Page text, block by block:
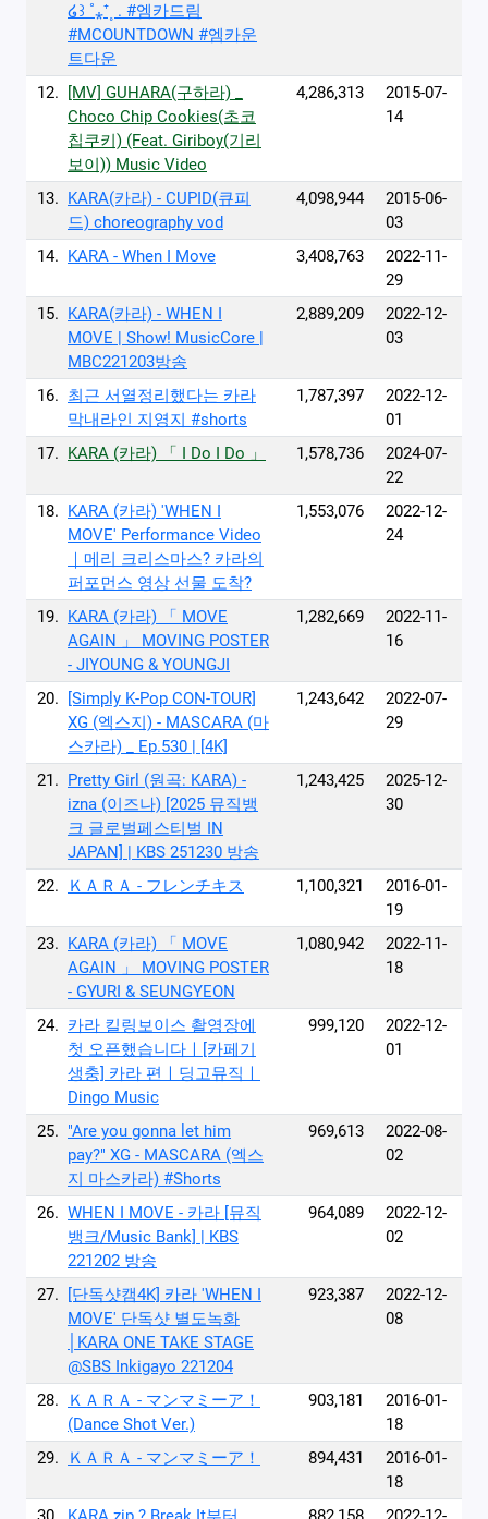
໒꒱ ˚⁎⁺˳ . #엠카드림
#MCOUNTDOWN #엠카운
트다운
12.
[MV] GUHARA(구하라) _
Choco Chip Cookies(초코
칩쿠키) (Feat. Giriboy(기리
보이)) Music Video
4,286,313
2015-07-
14
13. KARA(카라) - CUPID(큐피
드) choreography vod
4,098,944
2015-06-
03
14. KARA - When I Move 3,408,763
2022-11-
29
15. KARA(카라) - WHEN I
MOVE | Show! MusicCore |
MBC221203방송
2,889,209
2022-12-
03
16. 최근 서열정리했다는 카라
막내라인 지영지 #shorts
1,787,397
2022-12-
01
17. KARA (카라) 「 I Do I Do 」 1,578,736
2024-07-
22
18. KARA (카라) 'WHEN I
MOVE' Performance Video
｜메리 크리스마스? 카라의
퍼포먼스 영상 선물 도착?
1,553,076
2022-12-
24
19. KARA (카라) 「 MOVE
AGAIN 」 MOVING POSTER
- JIYOUNG & YOUNGJI
1,282,669
2022-11-
16
20.
[Simply K-Pop CON-TOUR]
XG (엑스지) - MASCARA (마
스카라) _ Ep.530 | [4K]
1,243,642
2022-07-
29
21. Pretty Girl (원곡: KARA) -
izna (이즈나) [2025 뮤직뱅
크 글로벌페스티벌 IN
JAPAN] | KBS 251230 방송
1,243,425
2025-12-
30
22. ＫＡＲＡ - フレンチキス 1,100,321
2016-01-
19
23. KARA (카라) 「 MOVE
AGAIN 」 MOVING POSTER
- GYURI & SEUNGYEON
1,080,942
2022-11-
18
24. 카라 킬링보이스 촬영장에
첫 오픈했습니다ㅣ[카페기
생충] 카라 편ㅣ딩고뮤직ㅣ
Dingo Music
999,120
2022-12-
01
25. "Are you gonna let him
pay?" XG - MASCARA (엑스
지 마스카라) #Shorts
969,613
2022-08-
02
26. WHEN I MOVE - 카라 [뮤직
뱅크/Music Bank] | KBS
221202 방송
964,089
2022-12-
02
27.
[단독샷캠4K] 카라 'WHEN I
MOVE' 단독샷 별도녹화
│KARA ONE TAKE STAGE
@SBS Inkigayo 221204
923,387
2022-12-
08
28.
ＫＡＲＡ - マンマミーア！
(Dance Shot Ver.)
903,181
2016-01-
18
29.
ＫＡＲＡ - マンマミーア！ 894,431
2016-01-
18